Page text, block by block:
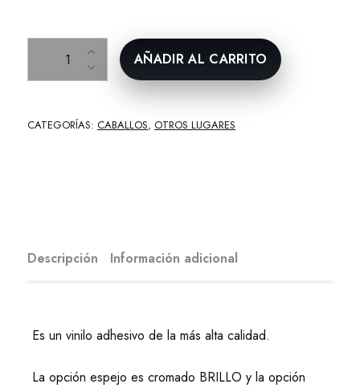
Caballo de Soria cantidad
AÑADIR AL CARRITO
CATEGORÍAS: CABALLOS, OTROS LUGARES
Descripción Información adicional
Es un vinilo adhesivo de la más alta calidad.
La opción espejo es cromado BRILLO y la opción